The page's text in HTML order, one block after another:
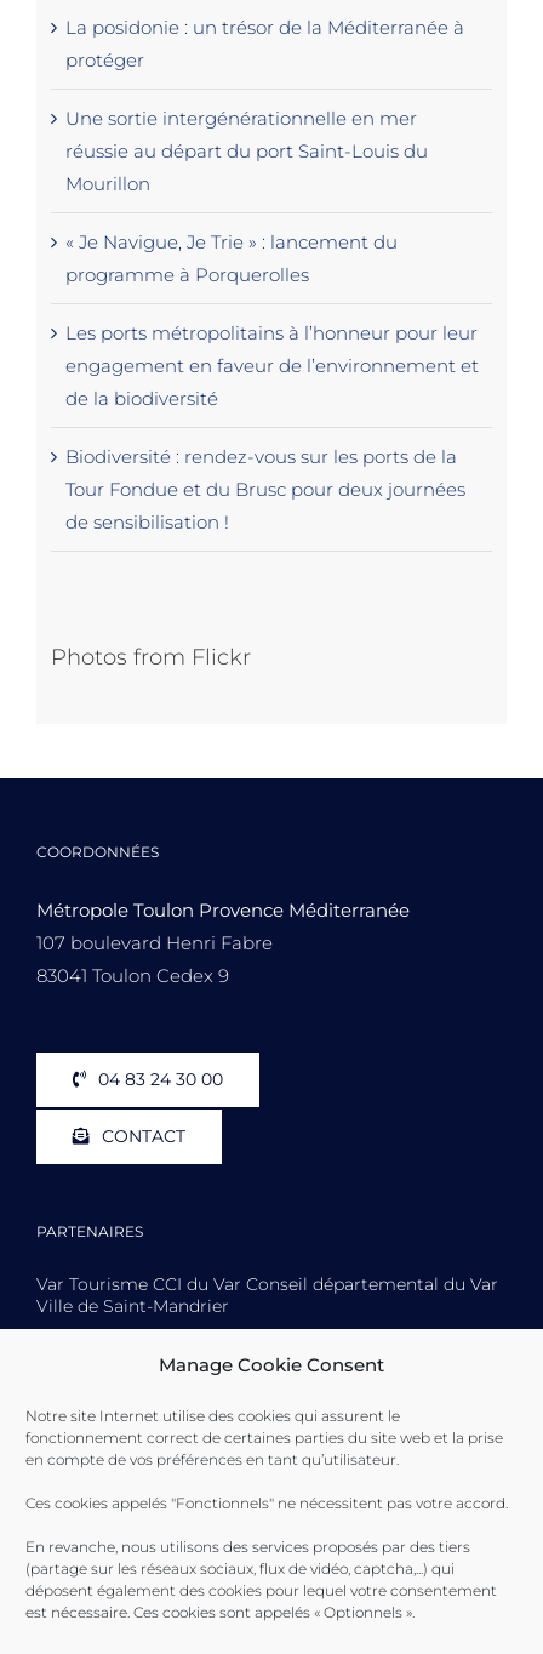
Manage Cookie Consent
Notre site Internet utilise des cookies qui assurent le
fonctionnement correct de certaines parties du site web et la prise
en compte de vos préférences en tant qu’utilisateur.
Ces cookies appelés "Fonctionnels" ne nécessitent pas votre accord.
En revanche, nous utilisons des services proposés par des tiers
(partage sur les réseaux sociaux, flux de vidéo, captcha,...) qui
déposent également des cookies pour lequel votre consentement
est nécessaire. Ces cookies sont appelés « Optionnels ».
La posidonie : un trésor de la Méditerranée à
protéger
Une sortie intergénérationnelle en mer
réussie au départ du port Saint-Louis du
Mourillon
« Je Navigue, Je Trie » : lancement du
programme à Porquerolles
Les ports métropolitains à l’honneur pour leur
engagement en faveur de l’environnement et
de la biodiversité
Biodiversité : rendez-vous sur les ports de la
Tour Fondue et du Brusc pour deux journées
de sensibilisation !
Photos from Flickr
COORDONNÉES
Métropole Toulon Provence Méditerranée
107 boulevard Henri Fabre
83041 Toulon Cedex 9
04 83 24 30 00
CONTACT
PARTENAIRES
Var Tourisme CCI du Var Conseil départemental du Var
Ville de Saint-Mandrier
Toulon Provence Méditerranée Ville de Toulon Ville de
La Seyne-sur-Mer Ville de Saint-Mandrier